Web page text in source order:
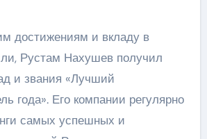
достижениям и вкладу в
Рустам Нахушев получил
и звания «Лучший
года». Его компании регулярно
самых успешных и